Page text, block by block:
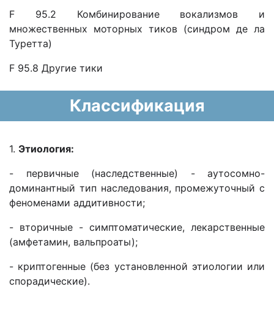
F 95.2 Комбинирование вокализмов и
множественных моторных тиков (синдром де ла
Туретта)
F 95.8 Другие тики
Классификация
1. Этиология:
- первичные (наследственные) - аутосомно-
доминантный тип наследования, промежуточный с
феноменами аддитивности;
- вторичные - симптоматические, лекарственные
(амфетамин, вальпроаты);
- криптогенные (без установленной этиологии или
спорадические).